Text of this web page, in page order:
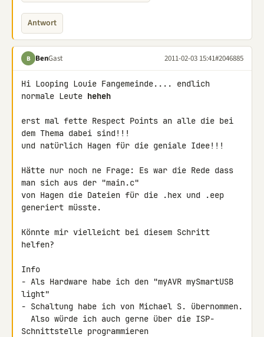
Antwort
B BenGast 2011-02-03 15:41#2046885
Hi Looping Louie Fangemeinde.... endlich
normale Leute heheh
erst mal fette Respect Points an alle die bei
dem Thema dabei sind!!!
und natürlich Hagen für die geniale Idee!!!
Hätte nur noch ne Frage: Es war die Rede dass
man sich aus der "main.c"
von Hagen die Dateien für die .hex und .eep
generiert müsste.
Könnte mir vielleicht bei diesem Schritt
helfen?
Info
- Als Hardware habe ich den "myAVR mySmartUSB
light"
- Schaltung habe ich von Michael S. übernommen.
Schnittstelle programmieren